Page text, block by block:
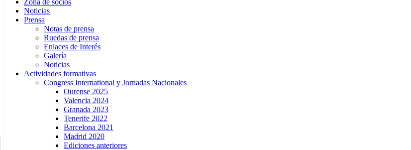
Zona de socios
Noticias
Prensa
Notas de prensa
Ruedas de prensa
Enlaces de Interés
Galería
Noticias
Actividades formativas
Congress International y Jornadas Nacionales
Ourense 2025
Valencia 2024
Granada 2023
Tenerife 2022
Barcelona 2021
Madrid 2020
Ediciones anteriores